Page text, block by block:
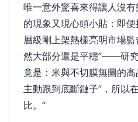
唯一意外驚喜來得讓人沒
的現象又現心頭小貼：即
層級剛上架熱樣亮明市場
然大部分還是平穩”——研
竟是：米與不切膜無圖的
主動跟到底斷鏈子”，所以
比。”